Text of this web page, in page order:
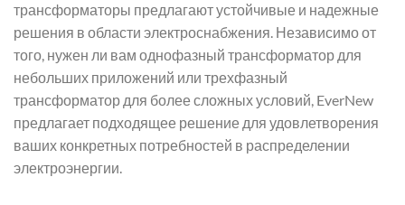
трансформаторы предлагают устойчивые и надежные
решения в области электроснабжения. Независимо от
того, нужен ли вам однофазный трансформатор для
небольших приложений или трехфазный
трансформатор для более сложных условий, EverNew
предлагает подходящее решение для удовлетворения
ваших конкретных потребностей в распределении
электроэнергии.